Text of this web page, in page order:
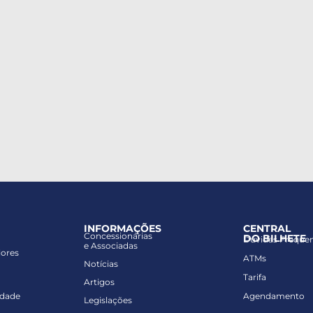
INFORMAÇÕES
Concessionárias
e Associadas
Notícias
Artigos
Legislações
CENTRAL
DO BILHETE
Dúvidas
ATMs
Tarifa
Agendamento